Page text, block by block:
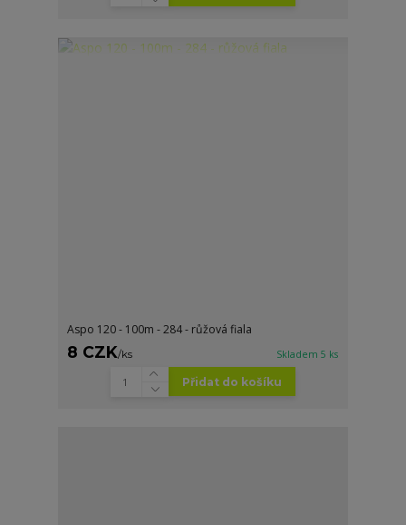
Aspo 120 - 100m - 284 - růžová fiala
8 CZK/ks Skladem 5 ks
Přidat do košíku